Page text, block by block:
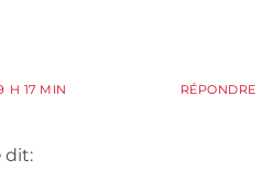
H 17 MIN RÉPONDRE
dit: